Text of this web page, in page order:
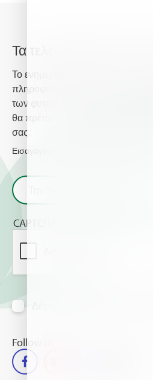
Τα τελευταία νέα από
Το ενημερωτικό δελτίο της Haifa
πληροφορίες σχετικά με τη
των φυτών, και παρέχει τα
θα πρέπει να γνωρίζετε για τις
σας.
Εισαγάγετε το email σας και λάβετε τα
CAPTCHA
Follow us